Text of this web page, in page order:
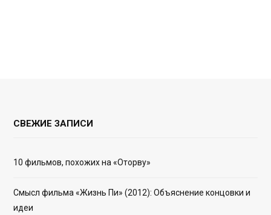
СВЕЖИЕ ЗАПИСИ
10 фильмов, похожих на «Оторву»
Смысл фильма «Жизнь Пи» (2012): Объяснение концовки и
идеи